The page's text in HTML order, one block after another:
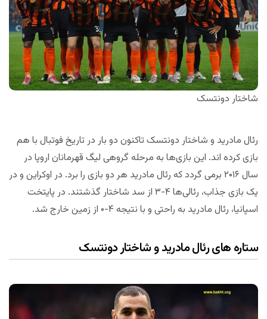
شاختار دونتسک
رئال مادرید و شاختار دونتسک تاکنون دو بار در تاریخ فوتبال با هم
بازی کرده اند. این بازی‌ها به مرحله گروهی لیگ قهرمانان اروپا در
سال ۲۰۱۶ برمی گردد که رئال مادرید هر دو بازی را برد. در اوکراین و در
یک بازی جذاب، رئالی‌ها ۴-۳ از سد شاختار گذشتند. در پایتخت
اسپانیا، رئال مادرید به راحتی و با نتیجه ۴-۰ از زمین خارج شد.
ستاره های رئال مادرید و شاختار دونتسک